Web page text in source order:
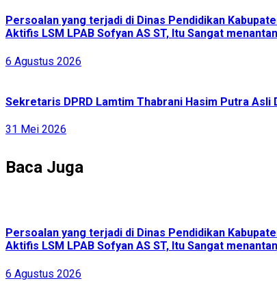
Persoalan yang terjadi di Dinas Pendidikan
Aktifis LSM LPAB Sofyan AS ST, Itu Sangat
6 Agustus 2026
Sekretaris DPRD Lamtim Thabrani Hasim Putra Asli
31 Mei 2026
Baca Juga
Persoalan yang terjadi di Dinas Pendidikan
Aktifis LSM LPAB Sofyan AS ST, Itu Sangat
6 Agustus 2026